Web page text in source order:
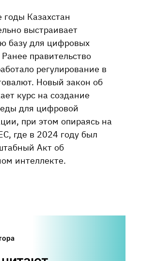
годы Казахстан
выстраивает
базу для цифровых
правительство
регулирование в
Новый закон об
курс на создание
для цифровой
при этом опираясь на
где в 2024 году был
Акт об
интеллекте.